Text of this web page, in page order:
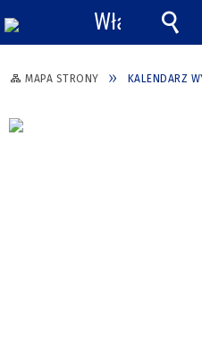
MAPA STRONY KALENDARZ
Włącz